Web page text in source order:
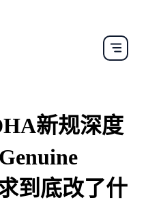
新规深度
到底改了什